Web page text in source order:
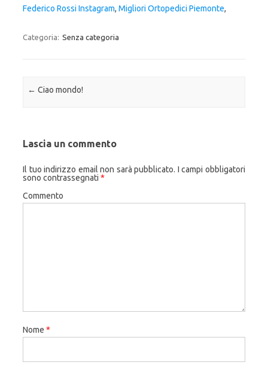
Federico Rossi Instagram, Migliori Ortopedici Piemonte,
Categoria: Senza categoria
Navigazione articolo
← Ciao mondo!
Lascia un commento
Il tuo indirizzo email non sarà pubblicato. I campi obbligatori
sono contrassegnati *
Commento
Nome *